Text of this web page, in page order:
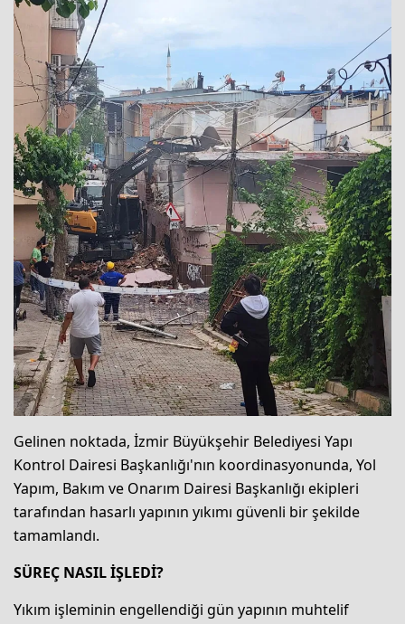
Gelinen noktada, İzmir Büyükşehir Belediyesi Yapı
Kontrol Dairesi Başkanlığı'nın koordinasyonunda, Yol
Yapım, Bakım ve Onarım Dairesi Başkanlığı ekipleri
tarafından hasarlı yapının yıkımı güvenli bir şekilde
tamamlandı.
SÜREÇ NASIL İŞLEDİ?
Yıkım işleminin engellendiği gün yapının muhtelif